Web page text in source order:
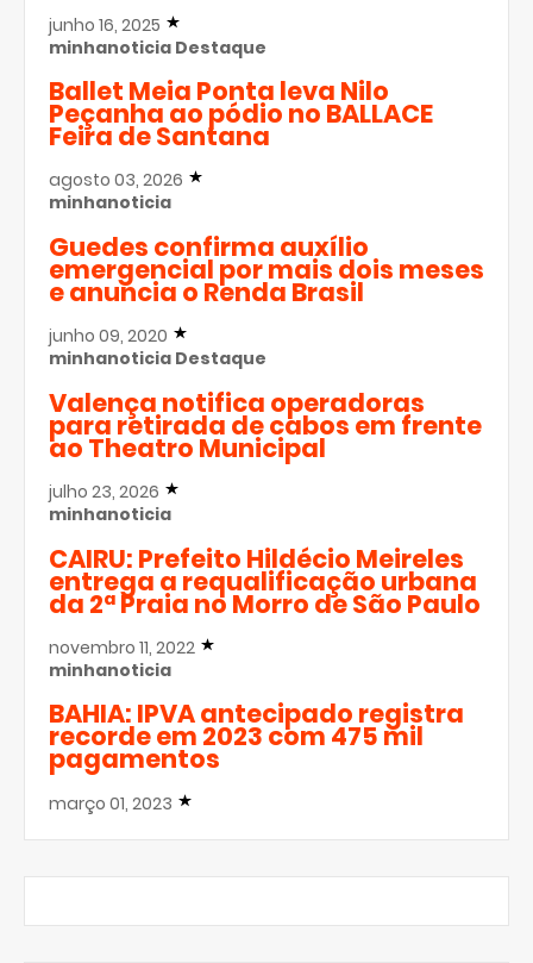
junho 16, 2025
minhanoticia Destaque
Ballet Meia Ponta leva Nilo
Peçanha ao pódio no BALLACE
Feira de Santana
agosto 03, 2026
minhanoticia
Guedes confirma auxílio
emergencial por mais dois meses
e anuncia o Renda Brasil
junho 09, 2020
minhanoticia Destaque
Valença notifica operadoras
para retirada de cabos em frente
ao Theatro Municipal
julho 23, 2026
minhanoticia
CAIRU: Prefeito Hildécio Meireles
entrega a requalificação urbana
da 2ª Praia no Morro de São Paulo
novembro 11, 2022
minhanoticia
BAHIA: IPVA antecipado registra
recorde em 2023 com 475 mil
pagamentos
março 01, 2023